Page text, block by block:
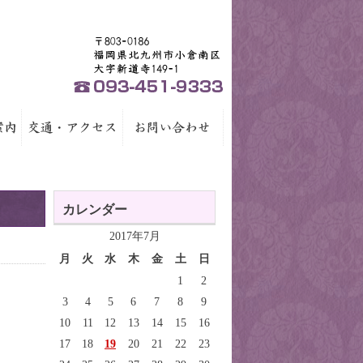
カレンダー
2017年7月
月
火 水 木 金 土
日
1
2
3
4 5 6 7 8
9
10
11 12 13 14 15
16
17
18 19 20 21 22
23